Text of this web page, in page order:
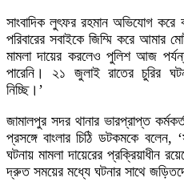
সাংবাদিক লুৎফর রহমান অভিযোগ করে
পরিবারের সবাইকে জিম্মি করে আমার
মামলা দায়ের করলেও পুলিশ আজ
পারেনি। ২১ জুলাই রাতের চুরির
নিচ্ছি।’
জামালপুর সদর থানার ভারপ্রাপ্ত
প্রসঙ্গে বাংলার চিঠি ডটকমকে বলেন,
ঘটনায় মামলা দায়েরের প্রক্রিয়াধীন
দ্রুত সময়ের মধ্যে ঘটনার সাথে